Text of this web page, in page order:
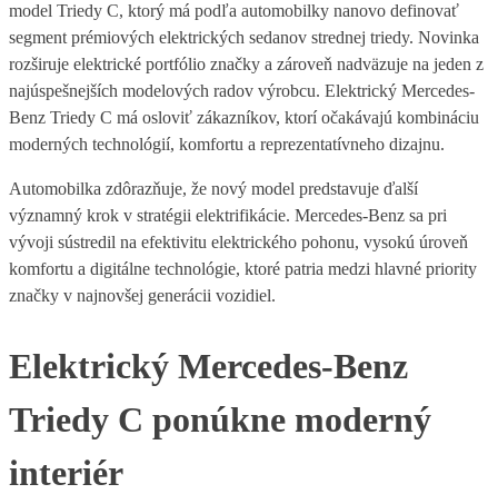
model Triedy C, ktorý má podľa automobilky nanovo definovať
segment prémiových elektrických sedanov strednej triedy. Novinka
rozširuje elektrické portfólio značky a zároveň nadväzuje na jeden z
najúspešnejších modelových radov výrobcu. Elektrický Mercedes-
Benz Triedy C má osloviť zákazníkov, ktorí očakávajú kombináciu
moderných technológií, komfortu a reprezentatívneho dizajnu.
Automobilka zdôrazňuje, že nový model predstavuje ďalší
významný krok v stratégii elektrifikácie. Mercedes-Benz sa pri
vývoji sústredil na efektivitu elektrického pohonu, vysokú úroveň
komfortu a digitálne technológie, ktoré patria medzi hlavné priority
značky v najnovšej generácii vozidiel.
Elektrický Mercedes-Benz
Triedy C ponúkne moderný
interiér